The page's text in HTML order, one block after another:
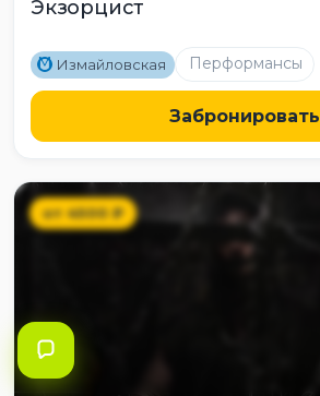
Экзорцист
M Измайловская Перформансы
Забронировать
от4500₽